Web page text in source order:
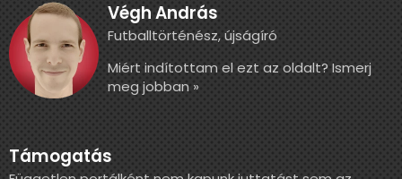
Végh András
Futballtörténész, újságíró
Miért indítottam el ezt az oldalt? Ismerj
meg jobban »
Támogatás